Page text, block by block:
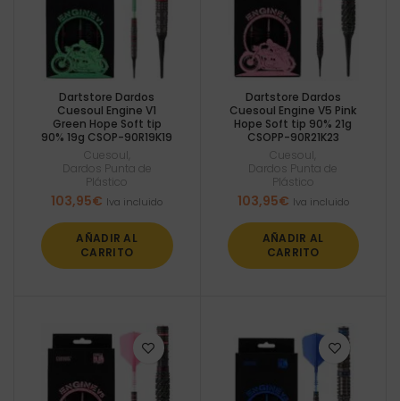
Dartstore Dardos
Cuesoul Engine V1
Green Hope Soft tip
90% 19g CSOP-90R19K19
Cuesoul
Dardos Punta de
Plástico
103,95€ Iva incluido
AÑADIR AL
CARRITO
Dartstore Dardos
Cuesoul Engine V5 Pink
Hope Soft tip 90% 21g
CSOPP-90R21K23
Cuesoul
Dardos Punta de
Plástico
103,95€ Iva incluido
AÑADIR AL
CARRITO